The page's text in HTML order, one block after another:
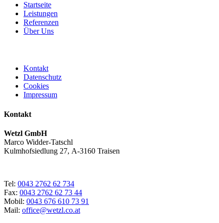
Startseite
Leistungen
Referenzen
Über Uns
Kontakt
Datenschutz
Cookies
Impressum
Kontakt
Wetzl GmbH
Marco Widder-Tatschl
Kulmhofsiedlung 27, A-3160 Traisen
Tel: 0043 2762 62 734
Fax: 0043 2762 62 73 44
Mobil: 0043 676 610 73 91
Mail: office@wetzl.co.at